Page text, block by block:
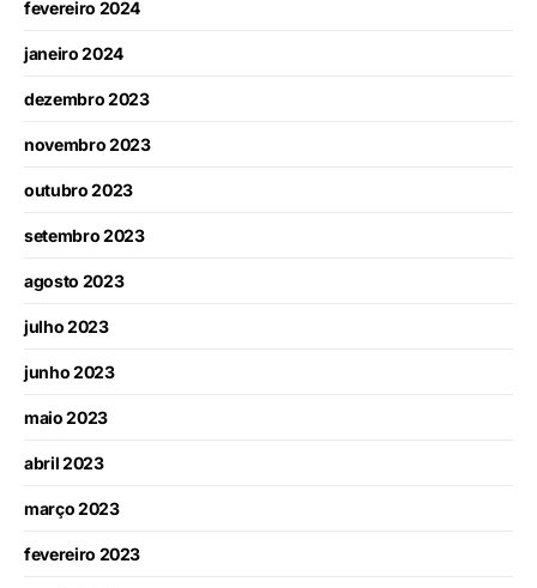
fevereiro 2024
janeiro 2024
dezembro 2023
novembro 2023
outubro 2023
setembro 2023
agosto 2023
julho 2023
junho 2023
maio 2023
abril 2023
março 2023
fevereiro 2023